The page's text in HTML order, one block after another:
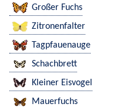
Großer Fuchs
Zitronenfalter
Tagpfauenauge
Schachbrett
Kleiner Eisvogel
Mauerfuchs